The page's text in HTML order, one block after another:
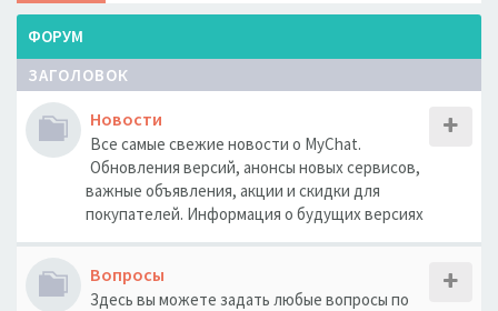
ФОРУМ
ЗАГОЛОВОК
Новости
Все самые свежие новости о MyChat.
Обновления версий, анонсы новых сервисов,
важные объявления, акции и скидки для
покупателей. Информация о будущих версиях
Вопросы
Здесь вы можете задать любые вопросы по